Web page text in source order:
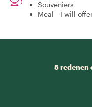
Souveniers
Meal - I will
5 redenen